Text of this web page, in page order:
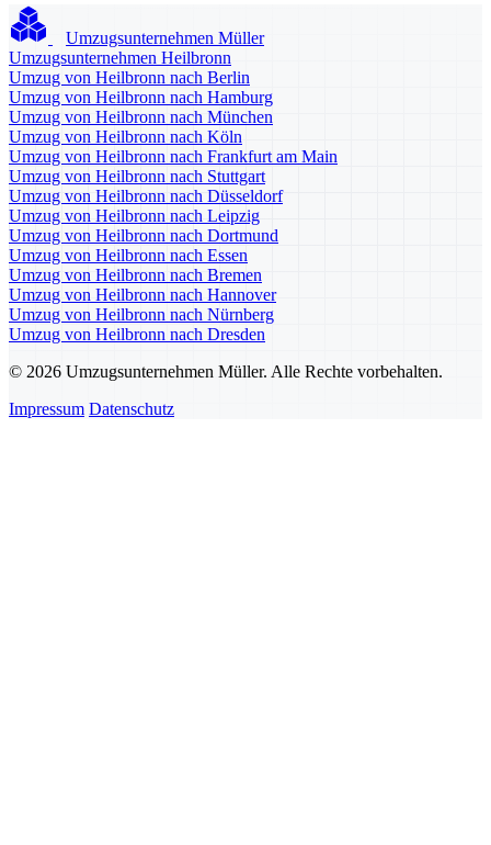
Umzugsunternehmen Müller
Umzugsunternehmen Heilbronn
Umzug von Heilbronn nach Berlin
Umzug von Heilbronn nach Hamburg
Umzug von Heilbronn nach München
Umzug von Heilbronn nach Köln
Umzug von Heilbronn nach Frankfurt am Main
Umzug von Heilbronn nach Stuttgart
Umzug von Heilbronn nach Düsseldorf
Umzug von Heilbronn nach Leipzig
Umzug von Heilbronn nach Dortmund
Umzug von Heilbronn nach Essen
Umzug von Heilbronn nach Bremen
Umzug von Heilbronn nach Hannover
Umzug von Heilbronn nach Nürnberg
Umzug von Heilbronn nach Dresden
© 2026 Umzugsunternehmen Müller. Alle Rechte vorbehalten.
Impressum Datenschutz